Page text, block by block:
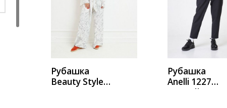
Рубашка
Beauty Style
КУПИТЬ
Рубашка
Anelli 1227
черный
КУПИТЬ